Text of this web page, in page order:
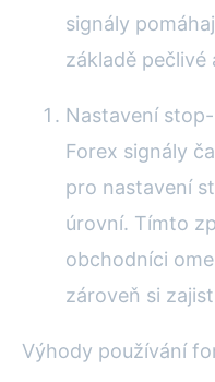
signály
základě pečlivé
Nastavení
Forex signály
pro nastavení
úrovní. Tímto
obchodníci
zároveň si
Výhody používání